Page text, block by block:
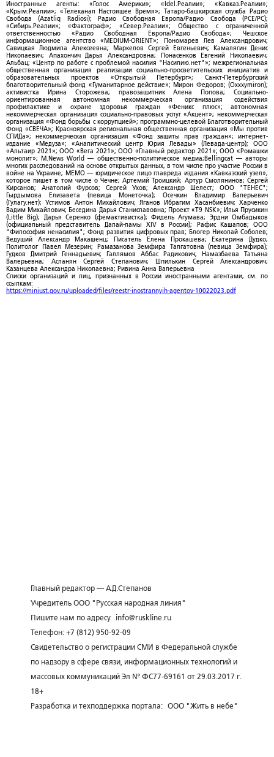
Иностранные агенты: «Голос Америки»; «Idel.Реалии»; «Кавказ.Реалии»;
«Крым.Реалии»; «Телеканал Настоящее Время»; Татаро-башкирская служба Радио
Свобода (Azatliq Radiosi); Радио Свободная Европа/Радио Свобода (PCE/PC);
«Сибирь.Реалии»; «Фактограф»; «Север.Реалии»; Общество с ограниченной
ответственностью «Радио Свободная Европа/Радио Свобода»; Чешское
информационное агентство «MEDIUM-ORIENT»; Пономарев Лев Александрович;
Савицкая Людмила Алексеевна; Маркелов Сергей Евгеньевич; Камалягин Денис
Николаевич; Апахончич Дарья Александровна; Понасенков Евгений Николаевич;
Альбац; «Центр по работе с проблемой насилия "Насилию.нет"»; межрегиональная
общественная организация реализации социально-просветительских инициатив и
образовательных проектов «Открытый Петербург»; Санкт-Петербургский
благотворительный фонд «Гуманитарное действие»; Мирон Федоров; (Oxxxymiron);
активистка Ирина Сторожева; правозащитник Алена Попова; Социально-
ориентированная автономная некоммерческая организация содействия
профилактике и охране здоровья граждан «Феникс плюс»; автономная
некоммерческая организация социально-правовых услуг «Акцент»; некоммерческая
организация «Фонд борьбы с коррупцией»; программно-целевой Благотворительный
Фонд «СВЕЧА»; Красноярская региональная общественная организация «Мы против
СПИДа»; некоммерческая организация «Фонд защиты прав граждан»; интернет-
издание «Медуза»; «Аналитический центр Юрия Левады» (Левада-центр); ООО
«Альтаир 2021»; ООО «Вега 2021»; ООО «Главный редактор 2021»; ООО «Ромашки
монолит»; M.News World — общественно-политическое медиа;Bellingcat — авторы
многих расследований на основе открытых данных, в том числе про участие России в
войне на Украине; МЕМО — юридическое лицо главреда издания «Кавказский узел»,
которое пишет в том числе о Чечне; Артемий Троицкий; Артур Смолянинов; Сергей
Кирсанов; Анатолий Фурсов; Сергей Ухов; Александр Шелест; ООО "ТЕНЕС";
Гырдымова Елизавета (певица Монеточка); Осечкин Владимир Валерьевич
(Гулагу.нет); Устимов Антон Михайлович; Яганов Ибрагим Хасанбиевич; Харченко
Вадим Михайлович; Беседина Дарья Станиславовна; Проект «T9 NSK»; Илья Прусикин
(Little Big); Дарья Серенко (фемактивистка); Фидель Агумава; Эрдни Омбадыков
(официальный представитель Далай-ламы XIV в России); Рафис Кашапов; ООО
"Философия ненасилия"; Фонд развития цифровых прав; Блогер Николай Соболев;
Ведущий Александр Макашенц; Писатель Елена Прокашева; Екатерина Дудко;
Политолог Павел Мезерин; Рамазанова Земфира Талгатовна (певица Земфира);
Гудков Дмитрий Геннадьевич; Галлямов Аббас Радикович; Намазбаева Татьяна
Валерьевна; Асланян Сергей Степанович; Шпилькин Сергей Александрович;
Казанцева Александра Николаевна; Ривина Анна Валерьевна
Списки организаций и лиц, признанных в России иностранными агентами, см. по
ссылкам:
https://minjust.gov.ru/uploaded/files/reestr-inostrannyih-agentov-10022023.pdf
Главный редактор — А.Д.Степанов
Учредитель ООО "Русская народная линия"
Пишите нам по адресу
info@ruskline.ru
Телефон: +7 (812) 950-92-09
Свидетельство о регистрации СМИ в Федеральной службе
по надзору в сфере связи, информационных технологий и
массовых коммуникаций Эл № ФС77-69161 от 29.03.2017 г.
18+
Разработка и техподдержка портала: ООО "Жить в небе"